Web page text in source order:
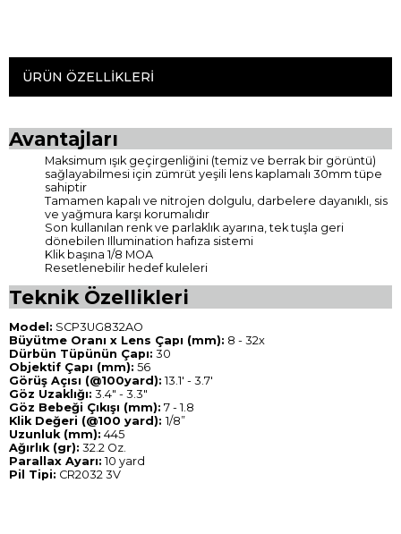
ÜRÜN ÖZELLIKLERI
Avantajları
Maksimum ışık geçirgenliğini (temiz ve berrak bir görüntü)
sağlayabilmesi için zümrüt yeşili lens kaplamalı 30mm tüpe
sahiptir
Tamamen kapalı ve nitrojen dolgulu, darbelere dayanıklı, sis
ve yağmura karşı korumalıdır
Son kullanılan renk ve parlaklık ayarına, tek tuşla geri
dönebilen Illumination hafıza sistemi
Klik başına 1/8 MOA
Resetlenebilir hedef kuleleri
Teknik Özellikleri
Model: SCP3UG832AO
Büyütme Oranı x Lens Çapı (mm): 8 - 32x
Dürbün Tüpünün Çapı: 30
Objektif Çapı (mm): 56
Görüş Açısı (@100yard): 13.1' - 3.7'
Göz Uzaklığı: 3.4" - 3.3"
Göz Bebeği Çıkışı (mm): 7 - 1.8
Klik Değeri (@100 yard): 1/8”
Uzunluk (mm): 445
Ağırlık (gr): 32.2 Oz.
Parallax Ayarı: 10 yard
Pil Tipi: CR2032 3V